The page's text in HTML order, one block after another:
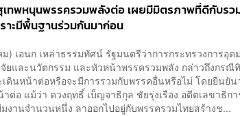
ทพหนุนพรรครวมพลังต่อ เผยมีมิตรภาพที่ดีกับรว
าะมีพื้นฐานร่วมกันมาก่อน
) เอนก เหล่าธรรมทัศน์ รัฐมนตรีว่าการกระทรวงการอุด
ยและนวัตกรรม และหัวหน้าพรรครวมพลัง กล่าวถึงกรณี
เดินหน้าต่อหรือจะมีการรวมกับพรรคอื่นหรือไม่ โดยยืนยั
ต่อ แม้ว่า ดวงฤทธิ์ เบ็ญจาธิกุล ชัยรุ่งเรือง อดีตเลขาธิก
งานจำนวนหนึ่ง ลาออกไปอยู่กับพรรครวมไทยสร้างช...